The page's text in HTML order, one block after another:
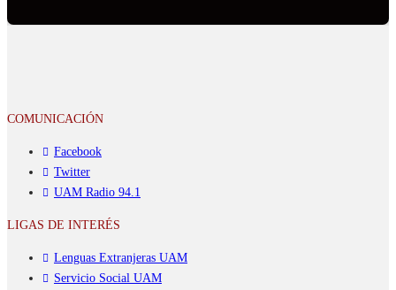
COMUNICACIÓN
Facebook
Twitter
UAM Radio 94.1
LIGAS DE INTERÉS
Lenguas Extranjeras UAM
Servicio Social UAM